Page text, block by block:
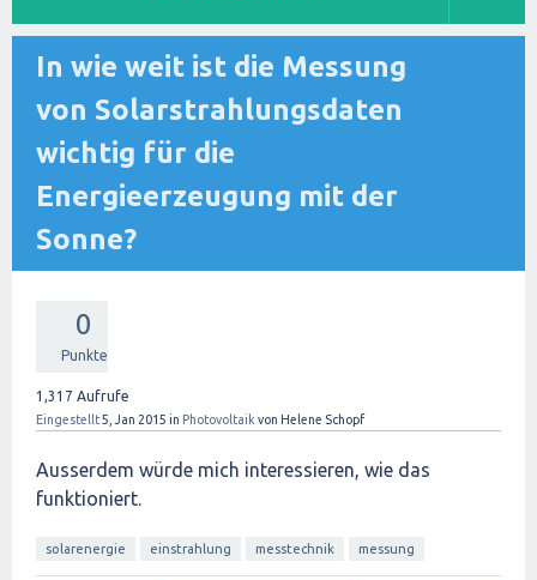
In wie weit ist die Messung
von Solarstrahlungsdaten
wichtig für die
Energieerzeugung mit der
Sonne?
0
Punkte
1,317 Aufrufe
Eingestellt5, Jan 2015 in Photovoltaik von Helene Schopf
Ausserdem würde mich interessieren, wie das
funktioniert.
solarenergie einstrahlung messtechnik messung